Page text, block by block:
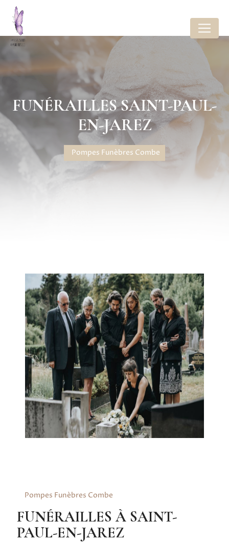
FUNÉRAILLES SAINT-PAUL-
EN-JAREZ
Pompes Funèbres Combe
Pompes Funèbres Combe
FUNÉRAILLES À SAINT-
PAUL-EN-JAREZ
Panneau de gestion des cookies